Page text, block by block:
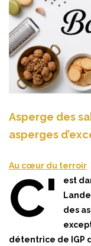
Asperge des
asperges
Au cœur du terroir
C'
est
des
détentrice de IGP